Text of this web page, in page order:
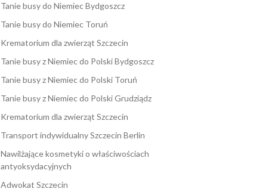
Tanie busy do Niemiec Bydgoszcz
Tanie busy do Niemiec Toruń
Krematorium dla zwierząt Szczecin
Tanie busy z Niemiec do Polski Bydgoszcz
Tanie busy z Niemiec do Polski Toruń
Tanie busy z Niemiec do Polski Grudziądz
Krematorium dla zwierząt Szczecin
Transport indywidualny Szczecin Berlin
Nawilżające kosmetyki o właściwościach
antyoksydacyjnych
Adwokat Szczecin